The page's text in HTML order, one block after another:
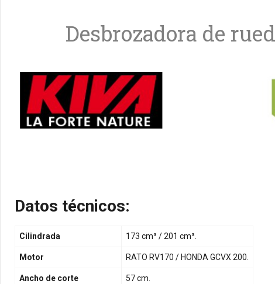
Desbrozadora de
Datos técnicos:
Cilindrada 173 cm³ / 201 cm³.
Motor RATO RV170 / HONDA GCVX 200.
Ancho de corte 57 cm.